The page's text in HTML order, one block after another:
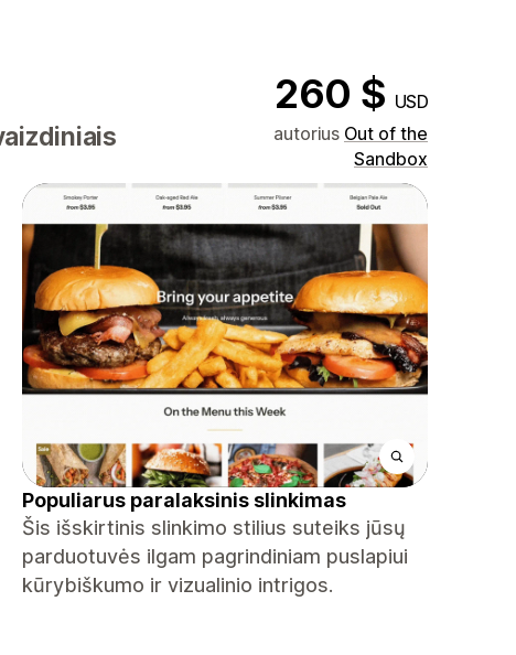
260 $ USD
autorius Out of the
Sandbox
Populiarus paralaksinis slinkimas
Šis išskirtinis slinkimo stilius suteiks jūsų
parduotuvės ilgam pagrindiniam puslapiui
kūrybiškumo ir vizualinio intrigos.